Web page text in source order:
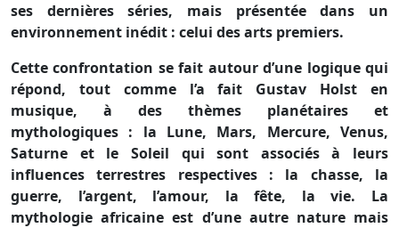
ses dernières séries, mais présentée dans un
environnement inédit : celui des arts premiers.
Cette confrontation se fait autour d’une logique qui
répond, tout comme l’a fait Gustav Holst en
musique, à des thèmes planétaires et
mythologiques : la Lune, Mars, Mercure, Venus,
Saturne et le Soleil qui sont associés à leurs
influences terrestres respectives : la chasse, la
guerre, l’argent, l’amour, la fête, la vie. La
mythologie africaine est d’une autre nature mais